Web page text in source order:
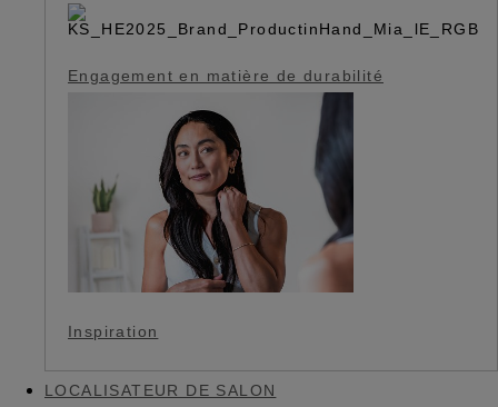
Engagement en matière de durabilité
Inspiration
LOCALISATEUR DE SALON